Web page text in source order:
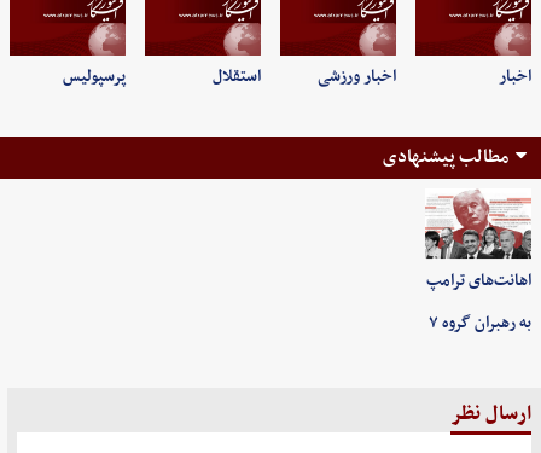
اخبار اخبار ورزشی استقلال پرسپولیس
مطالب پیشنهادی
اهانت‌های ترامپ
به رهبران گروه ۷
ارسال نظر